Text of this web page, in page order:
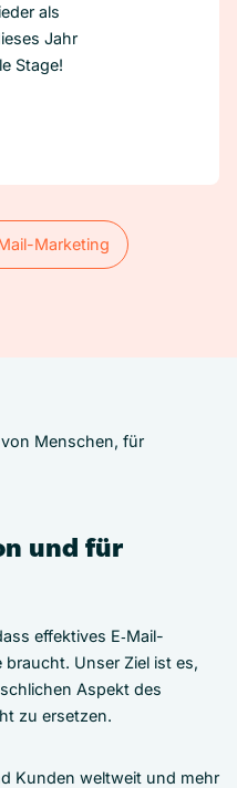
als
Jahr
Stage!
Marketing
Marketing
und für
effektives E‑Mail-
Unser Ziel ist es,
Aspekt des
zu ersetzen.
Kunden weltweit und mehr